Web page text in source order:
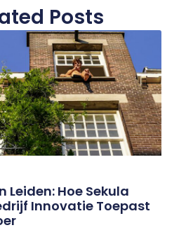
Posts
Leiden: Hoe Sekula
Innovatie Toepast